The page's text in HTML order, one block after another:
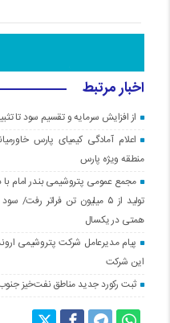
اخبار مرتبط
از افزایش سرمایه و تقسیم سود تا
اعلام آمادگی کیمیای پارس
منطقه ویژه پارس
مجمع عمومی پتروشیمی بندر امام
همتی در یکسال
پیام مدیرعامل شرکت پتروشیمی
این شرکت
ثبت رکورد جدید مناطق نفت‌خیز